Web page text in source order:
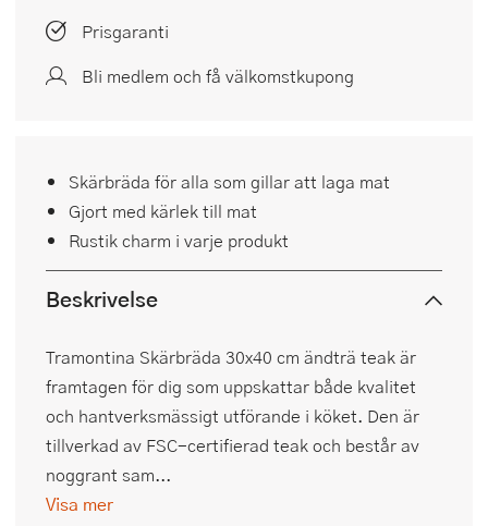
Prisgaranti
Bli medlem och få välkomstkupong
Skärbräda för alla som gillar att laga mat
Gjort med kärlek till mat
Rustik charm i varje produkt
Beskrivelse
Tramontina Skärbräda 30x40 cm ändträ teak är
framtagen för dig som uppskattar både kvalitet
och hantverksmässigt utförande i köket. Den är
tillverkad av FSC-certifierad teak och består av
noggrant sam...
Visa mer